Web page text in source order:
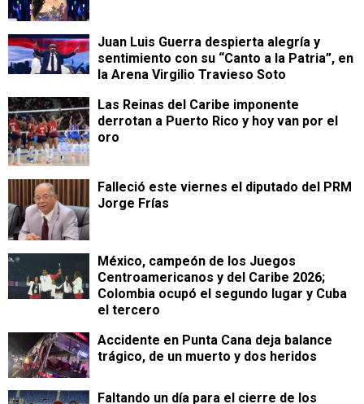
Juan Luis Guerra despierta alegría y
sentimiento con su “Canto a la Patria”, en
la Arena Virgilio Travieso Soto
Las Reinas del Caribe imponente
derrotan a Puerto Rico y hoy van por el
oro
Falleció este viernes el diputado del PRM
Jorge Frías
México, campeón de los Juegos
Centroamericanos y del Caribe 2026;
Colombia ocupó el segundo lugar y Cuba
el tercero
Accidente en Punta Cana deja balance
trágico, de un muerto y dos heridos
Faltando un día para el cierre de los